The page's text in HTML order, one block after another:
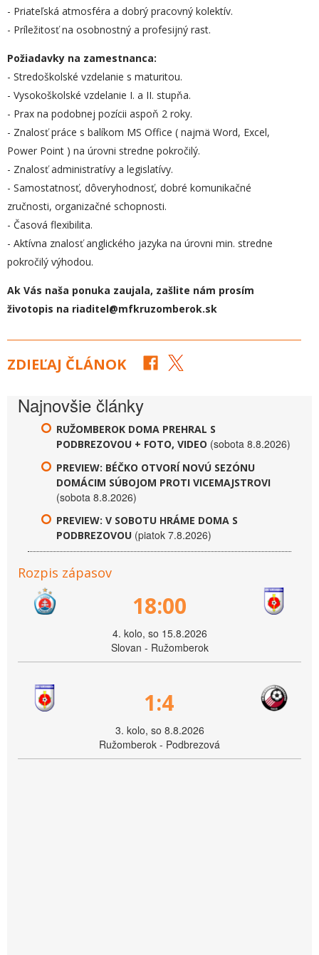
- Priateľská atmosféra a dobrý pracovný kolektív.
- Príležitosť na osobnostný a profesijný rast.
Požiadavky na zamestnanca:
- Stredoškolské vzdelanie s maturitou.
- Vysokoškolské vzdelanie I. a II. stupňa.
- Prax na podobnej pozícii aspoň 2 roky.
- Znalosť práce s balíkom MS Office ( najmä Word, Excel,
Power Point ) na úrovni stredne pokročilý.
- Znalosť administratívy a legislatívy.
- Samostatnosť, dôveryhodnosť, dobré komunikačné
zručnosti, organizačné schopnosti.
- Časová flexibilita.
- Aktívna znalosť anglického jazyka na úrovni min. stredne
pokročilý výhodou.
Ak Vás naša ponuka zaujala, zašlite nám prosím
životopis na riaditel@mfkruzomberok.sk
ZDIEĽAJ ČLÁNOK
Najnovšie články
RUŽOMBEROK DOMA PREHRAL S
PODBREZOVOU + FOTO, VIDEO (sobota 8.8.2026)
PREVIEW: BÉČKO OTVORÍ NOVÚ SEZÓNU
DOMÁCIM SÚBOJOM PROTI VICEMAJSTROVI
(sobota 8.8.2026)
PREVIEW: V SOBOTU HRÁME DOMA S
PODBREZOVOU (piatok 7.8.2026)
Rozpis zápasov
18:00
4. kolo, so 15.8.2026
Slovan - Ružomberok
1:4
3. kolo, so 8.8.2026
Ružomberok - Podbrezová